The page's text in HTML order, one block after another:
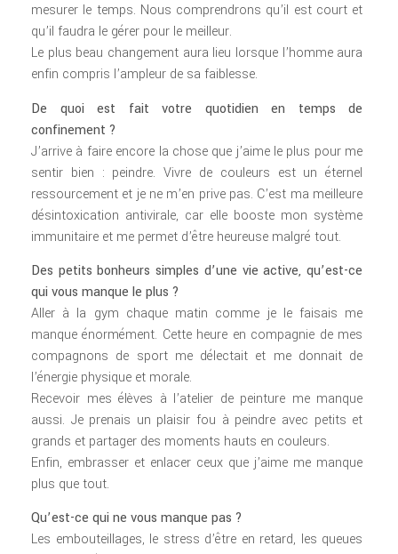
mesurer le temps. Nous comprendrons qu’il est court et
qu’il faudra le gérer pour le meilleur.
Le plus beau changement aura lieu lorsque l’homme aura
enfin compris l’ampleur de sa faiblesse.
De quoi est fait votre quotidien en temps de
confinement ?
J’arrive à faire encore la chose que j’aime le plus pour me
sentir bien : peindre. Vivre de couleurs est un éternel
ressourcement et je ne m’en prive pas. C’est ma meilleure
désintoxication antivirale, car elle booste mon système
immunitaire et me permet d’être heureuse malgré tout.
Des petits bonheurs simples d’une vie active, qu’est-ce
qui vous manque le plus ?
Aller à la gym chaque matin comme je le faisais me
manque énormément. Cette heure en compagnie de mes
compagnons de sport me délectait et me donnait de
l’énergie physique et morale.
Recevoir mes élèves à l’atelier de peinture me manque
aussi. Je prenais un plaisir fou à peindre avec petits et
grands et partager des moments hauts en couleurs.
Enfin, embrasser et enlacer ceux que j’aime me manque
plus que tout.
Qu’est-ce qui ne vous manque pas ?
Les embouteillages, le stress d’être en retard, les queues